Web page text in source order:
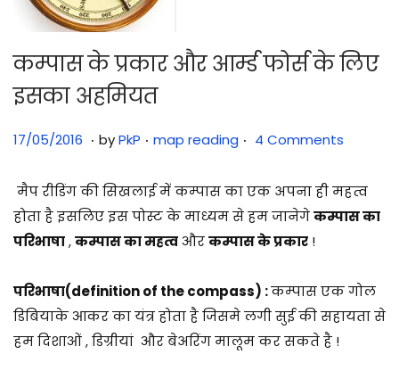
कम्पास के प्रकार और आर्म्ड फोर्स के लिए
इसका अहमियत
Posted on
17/05/2016 3
/
0
7
2
0
2
. byPkP . Posted in
map reading . 4 Comments
मैप रीडिंग की सिखलाई में कम्पास का एक अपना ही महत्व
होता है इसलिए इस पोस्ट के माध्यम से हम जानेगेकम्पास का
परिभाषा,कम्पास का महत्वऔरकम्पास के प्रकार !
परिभाषा(definition of the compass) :कम्पास एक गोल
डिबियाके आकर का यंत्र होता है जिसमे लगी सुई की सहायता से
हम दिशाओं , डिग्रीयां और बेअरिंग मालूम कर सकते है !